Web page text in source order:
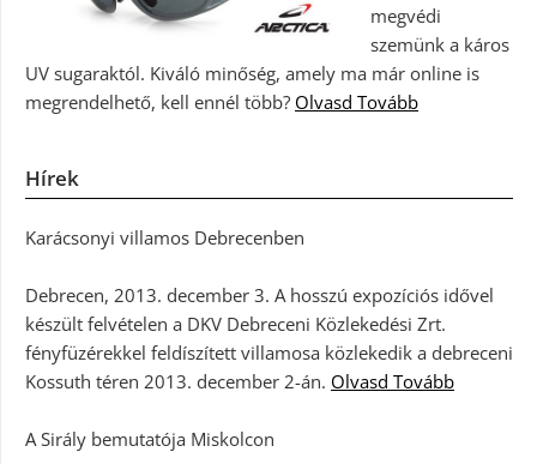
megvédi
szemünk a káros
UV sugaraktól. Kiváló minőség, amely ma már online is
megrendelhető, kell ennél több? Olvasd Tovább
Hírek
Karácsonyi villamos Debrecenben
Debrecen, 2013. december 3. A hosszú expozíciós idővel
készült felvételen a DKV Debreceni Közlekedési Zrt.
fényfüzérekkel feldíszített villamosa közlekedik a debreceni
Kossuth téren 2013. december 2-án. Olvasd Tovább
A Sirály bemutatója Miskolcon